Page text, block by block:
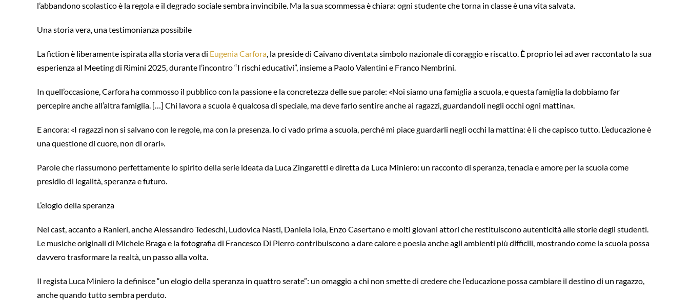
l’abbandono scolastico è la regola e il degrado sociale sembra invincibile. Ma la sua scommessa è chiara: ogni studente che torna in classe è una vita salvata.
Una storia vera, una testimonianza possibile
La fiction è liberamente ispirata alla storia vera di Eugenia Carfora, la preside di Caivano diventata simbolo nazionale di coraggio e riscatto. È proprio lei ad aver raccontato la sua
esperienza al Meeting di Rimini 2025, durante l’incontro “I rischi educativi”, insieme a Paolo Valentini e Franco Nembrini.
In quell’occasione, Carfora ha commosso il pubblico con la passione e la concretezza delle sue parole: «Noi siamo una famiglia a scuola, e questa famiglia la dobbiamo far
percepire anche all’altra famiglia. […] Chi lavora a scuola è qualcosa di speciale, ma deve farlo sentire anche ai ragazzi, guardandoli negli occhi ogni mattina».
E ancora: «I ragazzi non si salvano con le regole, ma con la presenza. Io ci vado prima a scuola, perché mi piace guardarli negli occhi la mattina: è lì che capisco tutto. L’educazione è
una questione di cuore, non di orari».
Parole che riassumono perfettamente lo spirito della serie ideata da Luca Zingaretti e diretta da Luca Miniero: un racconto di speranza, tenacia e amore per la scuola come
presidio di legalità, speranza e futuro.
L’elogio della speranza
Nel cast, accanto a Ranieri, anche Alessandro Tedeschi, Ludovica Nasti, Daniela Ioia, Enzo Casertano e molti giovani attori che restituiscono autenticità alle storie degli studenti.
Le musiche originali di Michele Braga e la fotografia di Francesco Di Pierro contribuiscono a dare calore e poesia anche agli ambienti più difficili, mostrando come la scuola possa
davvero trasformare la realtà, un passo alla volta.
Il regista Luca Miniero la definisce “un elogio della speranza in quattro serate”: un omaggio a chi non smette di credere che l’educazione possa cambiare il destino di un ragazzo,
anche quando tutto sembra perduto.